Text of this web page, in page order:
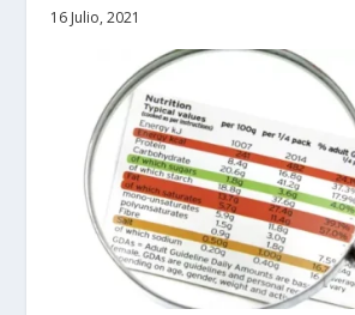
16 Julio, 2021